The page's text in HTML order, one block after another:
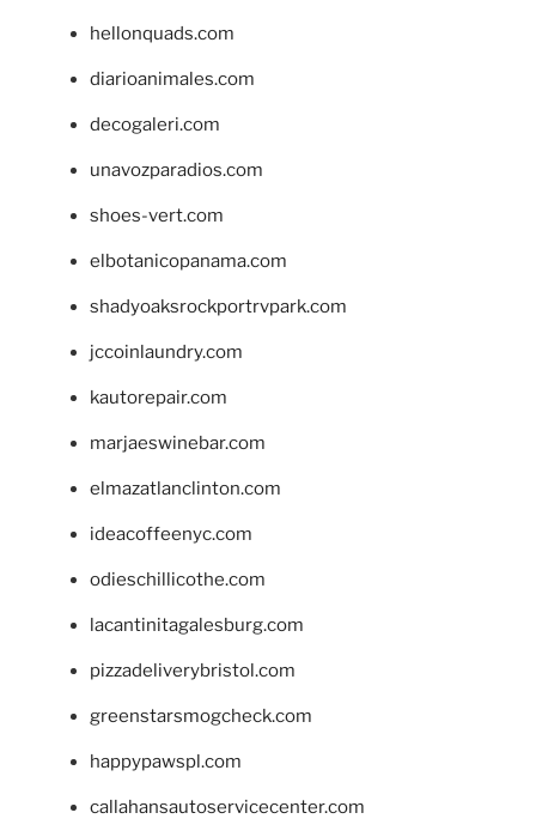
hellonquads.com
diarioanimales.com
decogaleri.com
unavozparadios.com
shoes-vert.com
elbotanicopanama.com
shadyoaksrockportrvpark.com
jccoinlaundry.com
kautorepair.com
marjaeswinebar.com
elmazatlanclinton.com
ideacoffeenyc.com
odieschillicothe.com
lacantinitagalesburg.com
pizzadeliverybristol.com
greenstarsmogcheck.com
happypawspl.com
callahansautoservicecenter.com